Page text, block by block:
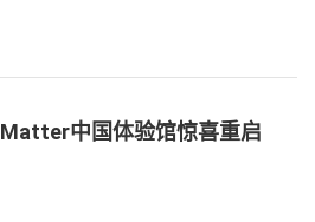
Matter中国体验馆惊喜重启